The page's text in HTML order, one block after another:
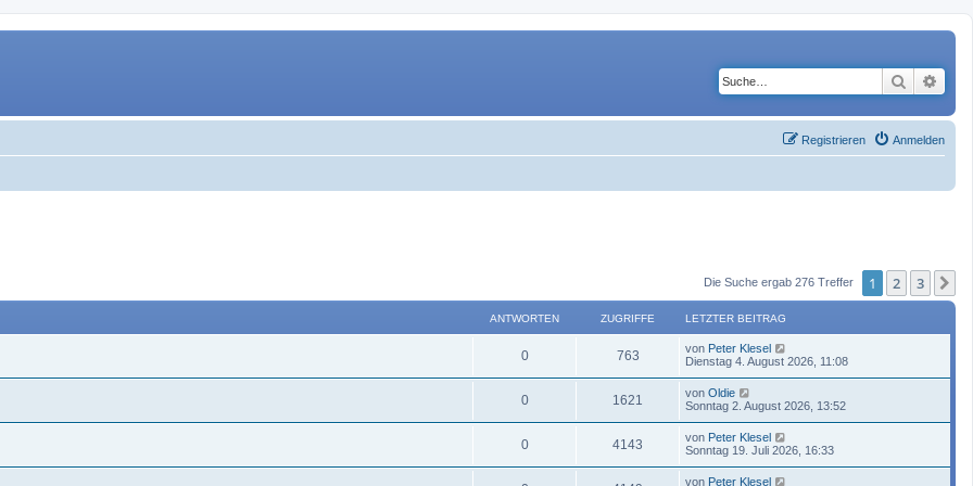
Suche
Anmelden
Registrieren
Die Suche ergab 276 Treffer 1 2 3
ANTWORTEN ZUGRIFFE LETZTER BEITRAG
0 763 von Peter Klesel
Dienstag 4. August 2026, 11:08
0 1621 von Oldie
Sonntag 2. August 2026, 13:52
0 4143 von Peter Klesel
Sonntag 19. Juli 2026, 16:33
von Peter Klesel